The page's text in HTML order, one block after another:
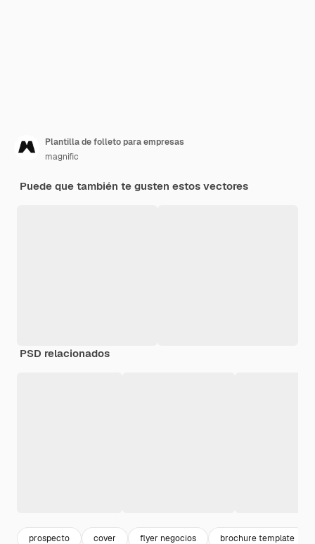
Plantilla de folleto para empresas
magnific
Puede que también te gusten estos vectores
PSD relacionados
prospecto cover flyer negocios brochure template